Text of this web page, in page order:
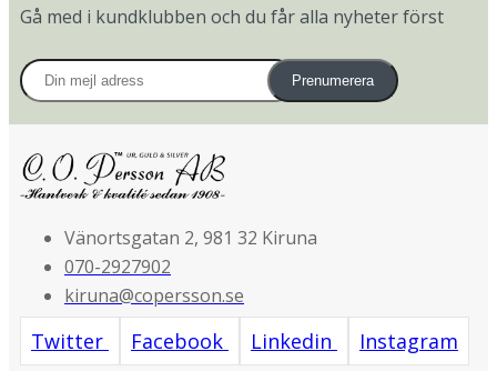
Gå med i kundklubben och du får alla nyheter först
Prenumerera
Vänortsgatan 2, 981 32 Kiruna
070-2927902
kiruna@copersson.se
Twitter Facebook Linkedin Instagram